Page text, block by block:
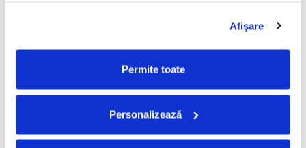
Afişare
Permite toate
Personalizează
Electrecord, (Disc Vinil)
189,00 Lei
Fugees - The Score (CD)
Cargo- Spiritus Sanctus (Editie
Aniversara) (Disc Vinil)
150,00 Lei